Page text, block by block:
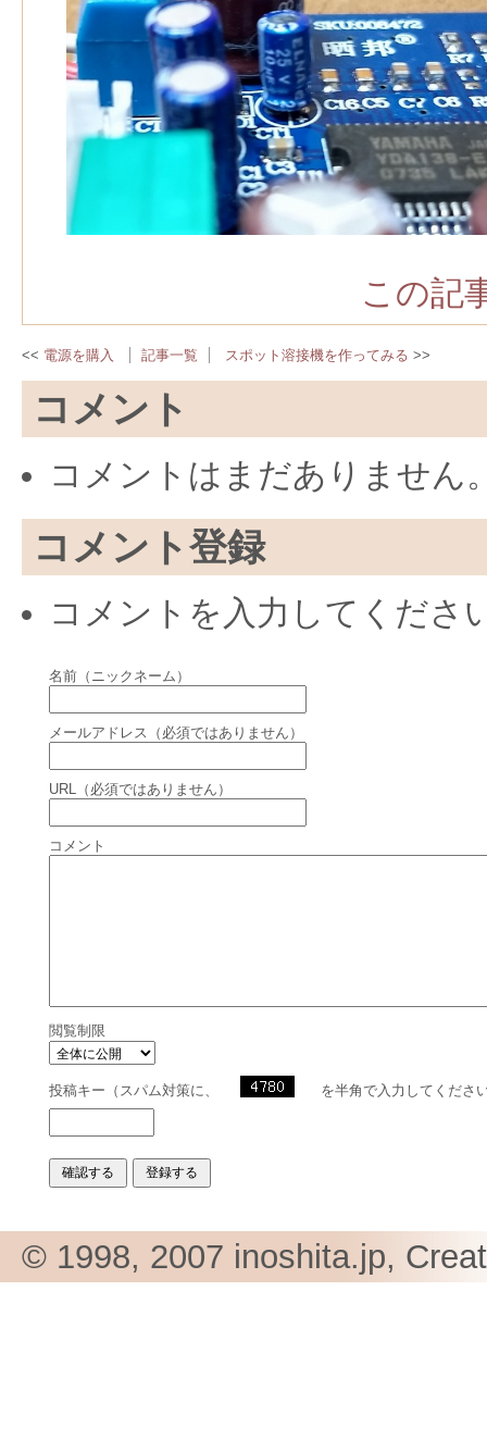
この記
電源を購入 記事一覧 スポット溶接機を作ってみる
コメント
コメントはまだありません
コメント登録
コメントを入力してくださ
名前（ニックネーム）
メールアドレス（必須ではありません）
URL（必須ではありません）
コメント
閲覧制限
投稿キー（スパム対策に、 を半角で入力してくださ
© 1998, 2007 inoshita.jp,